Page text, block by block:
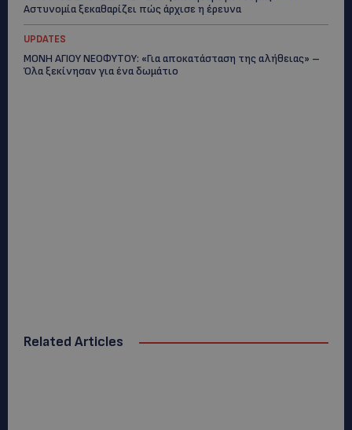
Αστυνομία ξεκαθαρίζει πώς άρχισε η έρευνα
UPDATES
ΜΟΝΗ ΑΓΙΟΥ ΝΕΟΦΥΤΟΥ: «Για αποκατάσταση της αλήθειας» –
Όλα ξεκίνησαν για ένα δωμάτιο
Related Articles